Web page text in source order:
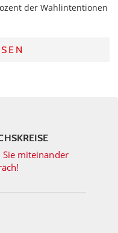
der Wahlintentionen
Sie miteinander